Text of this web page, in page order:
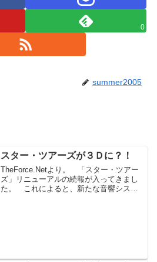
0
summer2005
スター・ツアーズが３Ｄに？！
TheForce.Netより。 「スター・ツアー
ズ」リニューアルの続報が入ってきまし
た。 これによると、新たな音響システ